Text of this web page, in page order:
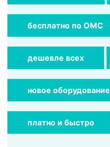
бесплатно по ОМС
дешевле всех
новое оборудование
платно и быстро